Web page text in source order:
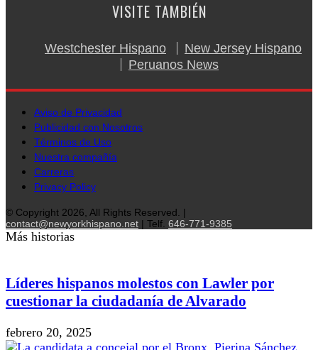
VISITE TAMBIÉN
Westchester Hispano
New Jersey Hispano
Peruanos News
Aviso de Privacidad
Publicidad con Nosotros
Términos de Uso
Nuestra compañía
Carreras
Privacy Policy
© Copyright 2026, All Rights Reserved. |
contact@newyorkhispano.net | Telf. 646-771-9385
Más historias
Líderes hispanos molestos con Lawler por
cuestionar la ciudadanía de Alvarado
febrero 20, 2025